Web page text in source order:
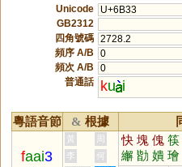
Unicode
U+6B33
GB2312
四角號碼 2728.2
頻序 A/B
0
頻次 A/B
0
普通話
ku i
粵語音節 & 根據
faai3
黃 周 快 塊 傀 筷
繲 勓 嬇 璯
李
何